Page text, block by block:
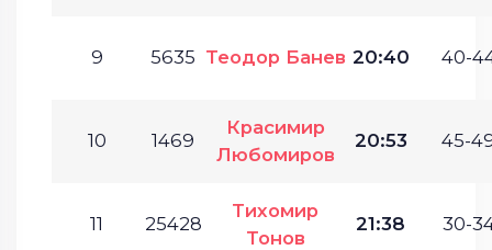
9 5635 Теодор Банев 20:40 40-
10 1469
Красимир
Любомиров
20:53 45-
11 25428
Тихомир
Тонов
21:38 30-